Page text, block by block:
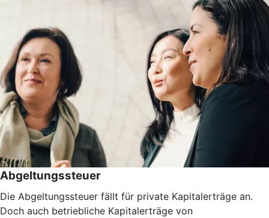
Abgeltungssteuer
Die Abgeltungssteuer fällt für private Kapitalerträge an.
Doch auch betriebliche Kapitalerträge von